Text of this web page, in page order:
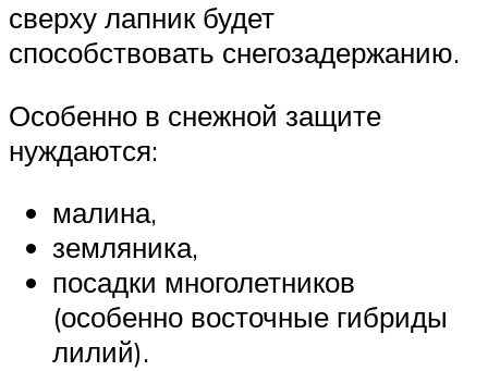
сверху лапник будет
способствовать снегозадержанию.
Особенно в снежной защите
нуждаются:
малина,
земляника,
посадки многолетников
(особенно восточные гибриды
лилий).